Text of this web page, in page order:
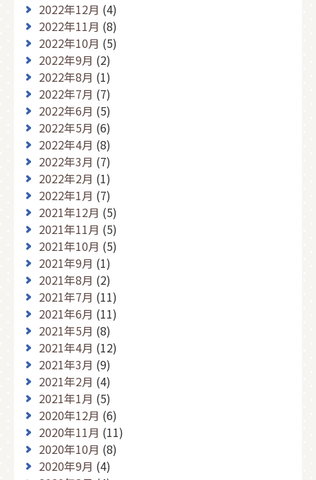
2022年12月 (4)
2022年11月 (8)
2022年10月 (5)
2022年9月 (2)
2022年8月 (1)
2022年7月 (7)
2022年6月 (5)
2022年5月 (6)
2022年4月 (8)
2022年3月 (7)
2022年2月 (1)
2022年1月 (7)
2021年12月 (5)
2021年11月 (5)
2021年10月 (5)
2021年9月 (1)
2021年8月 (2)
2021年7月 (11)
2021年6月 (11)
2021年5月 (8)
2021年4月 (12)
2021年3月 (9)
2021年2月 (4)
2021年1月 (5)
2020年12月 (6)
2020年11月 (11)
2020年10月 (8)
2020年9月 (4)